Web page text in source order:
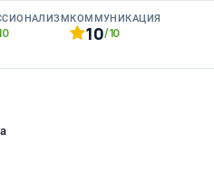
КОММУНИКАЦИЯ
10/10